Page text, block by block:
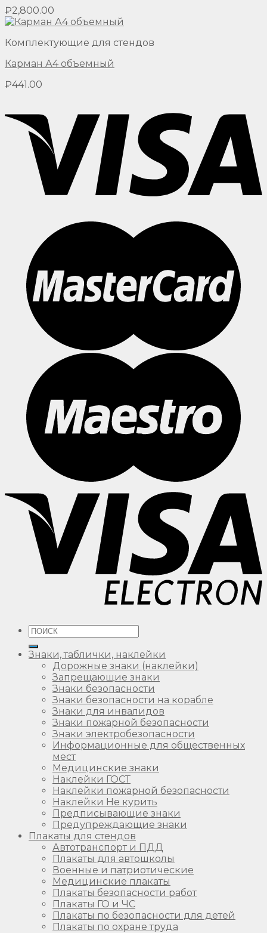
₽2,800.00
Комплектующие для стендов
Карман А4 объемный
₽441.00
Искать:
Знаки, таблички, наклейки
Дорожные знаки (наклейки)
Запрещающие знаки
Знаки безопасности
Знаки безопасности на корабле
Знаки для инвалидов
Знаки пожарной безопасности
Знаки электробезопасности
Информационные для общественных
мест
Медицинские знаки
Наклейки ГОСТ
Наклейки пожарной безопасности
Наклейки Не курить
Предписывающие знаки
Предупреждающие знаки
Плакаты для стендов
Автотранспорт и ПДД
Плакаты для автошколы
Военные и патриотические
Медицинские плакаты
Плакаты безопасности работ
Плакаты ГО и ЧС
Плакаты по безопасности для детей
Плакаты по охране труда